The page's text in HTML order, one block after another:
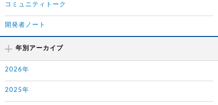
コミュニティトーク
開発者ノート
年別アーカイブ
2026年
2025年